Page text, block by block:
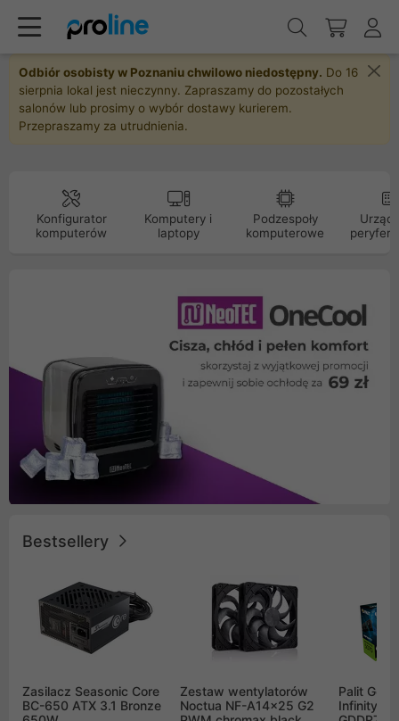
Odbiór osobisty w Poznaniu chwilowo niedostępny. Do 16
sierpnia lokal jest nieczynny. Zapraszamy do pozostałych
salonów lub prosimy o wybór dostawy kurierem.
Przepraszamy za utrudnienia.
Konfigurator
komputerów
Komputery i
laptopy
Podzespoły
komputerowe
Bestsellery
Zasilacz Seasonic Core
BC-650 ATX 3.1 Bronze
Zestaw wentylatorów
Noctua NF-A14x25 G2
Palit
Infinity 3